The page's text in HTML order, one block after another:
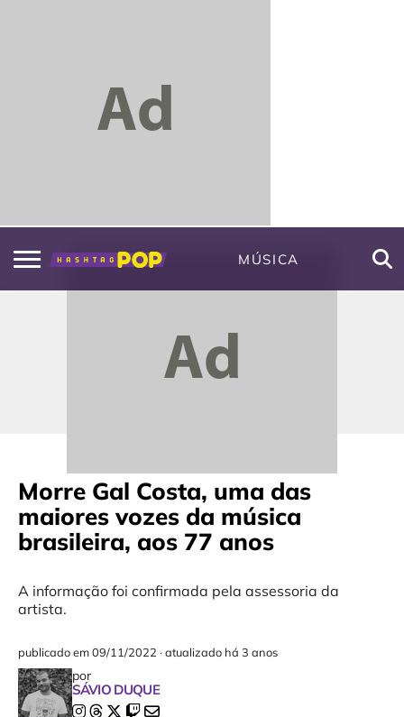
MÚSICA
Morre Gal Costa, uma das
maiores vozes da música
brasileira, aos 77 anos
A informação foi confirmada pela assessoria da
artista.
publicado em09/11/2022 ·atualizado há 3 anos
por
SÁVIO DUQUE